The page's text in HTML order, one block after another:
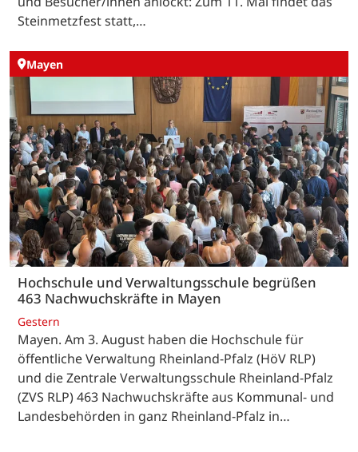
Steinmetzfest statt,…
Mayen
Hochschule und Verwaltungsschule begrüßen
463 Nachwuchskräfte in Mayen
Gestern
Mayen. Am 3. August haben die Hochschule für
öffentliche Verwaltung Rheinland-Pfalz (HöV RLP)
und die Zentrale Verwaltungsschule Rheinland-Pfalz
(ZVS RLP) 463 Nachwuchskräfte aus Kommunal- und
Landesbehörden in ganz Rheinland-Pfalz in…